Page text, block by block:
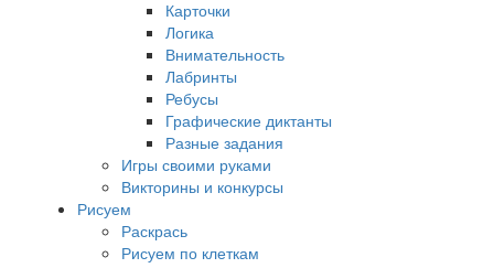
Карточки
Логика
Внимательность
Лабринты
Ребусы
Графические диктанты
Разные задания
Игры своими руками
Викторины и конкурсы
Рисуем
Раскрась
Рисуем по клеткам